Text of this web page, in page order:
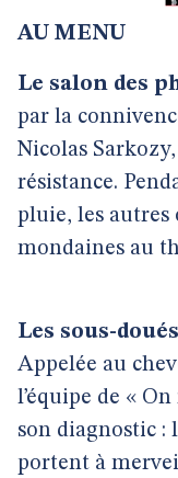
AU MENU
Le salon des
par la
Nicolas
résistance.
pluie, les autres
mondaines au
Les sous-
Appelée au
l’équipe de «
son diagnostic :
portent à